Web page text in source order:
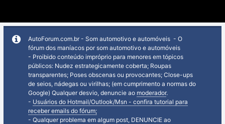
AutoForum.com.br - Som automotivo e automóveis - O
fórum dos maníacos por som automotivo e automóveis
- Proibido conteúdo impróprio para menores em tópicos
públicos: Nudez estrategicamente coberta; Roupas
transparentes; Poses obscenas ou provocantes; Close-ups
de seios, nádegas ou virilhas; (em cumprimento a normas do
Google) Qualquer desvio, denuncie ao moderador.
- Usuários do Hotmail/Outlook/Msn - confira tutorial para
receber emails do fórum;
- Qualquer problema em algum post, DENUNCIE ao